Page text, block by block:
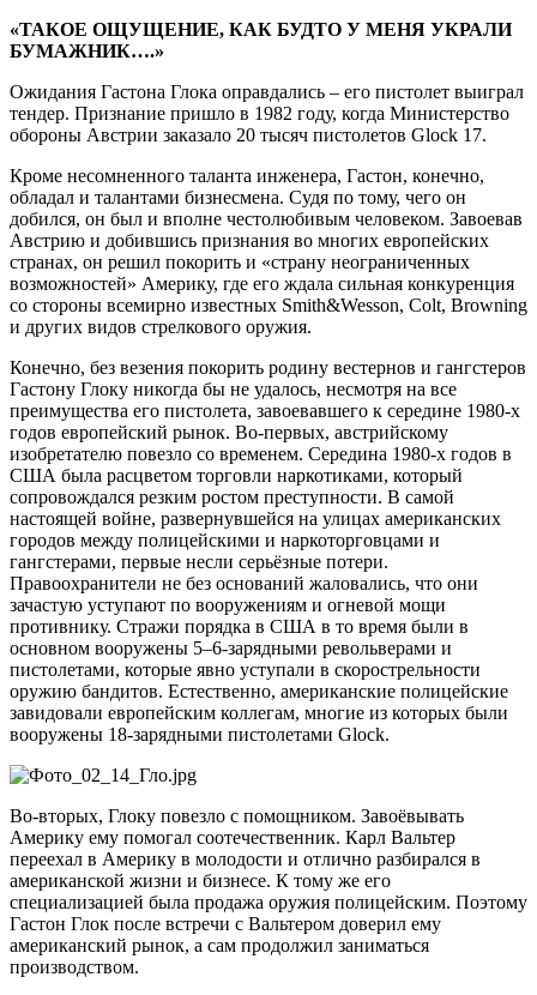
«ТАКОЕ ОЩУЩЕНИЕ, КАК БУДТО У МЕНЯ УКРАЛИ
БУМАЖНИК….»
Ожидания Гастона Глока оправдались – его пистолет выиграл
тендер. Признание пришло в 1982 году, когда Министерство
обороны Австрии заказало 20 тысяч пистолетов Glock 17.
Кроме несомненного таланта инженера, Гастон, конечно,
обладал и талантами бизнесмена. Судя по тому, чего он
добился, он был и вполне честолюбивым человеком. Завоевав
Австрию и добившись признания во многих европейских
странах, он решил покорить и «страну неограниченных
возможностей» Америку, где его ждала сильная конкуренция
со стороны всемирно известных Smith&Wesson, Colt, Browning
и других видов стрелкового оружия.
Конечно, без везения покорить родину вестернов и гангстеров
Гастону Глоку никогда бы не удалось, несмотря на все
преимущества его пистолета, завоевавшего к середине 1980-х
годов европейский рынок. Во-первых, австрийскому
изобретателю повезло со временем. Середина 1980-х годов в
США была расцветом торговли наркотиками, который
сопровождался резким ростом преступности. В самой
настоящей войне, развернувшейся на улицах американских
городов между полицейскими и наркоторговцами и
гангстерами, первые несли серьёзные потери.
Правоохранители не без оснований жаловались, что они
зачастую уступают по вооружениям и огневой мощи
противнику. Стражи порядка в США в то время были в
основном вооружены 5–6-зарядными револьверами и
пистолетами, которые явно уступали в скорострельности
оружию бандитов. Естественно, американские полицейские
завидовали европейским коллегам, многие из которых были
вооружены 18-зарядными пистолетами Glock.
Во-вторых, Глоку повезло с помощником. Завоёвывать
Америку ему помогал соотечественник. Карл Вальтер
переехал в Америку в молодости и отлично разбирался в
американской жизни и бизнесе. К тому же его
специализацией была продажа оружия полицейским. Поэтому
Гастон Глок после встречи с Вальтером доверил ему
американский рынок, а сам продолжил заниматься
производством.